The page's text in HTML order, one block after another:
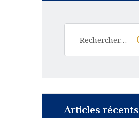
Articles récents